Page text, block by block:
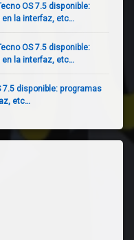
OS 7.5 disponible:
la interfaz, etc…
OS 7.5 disponible:
la interfaz, etc…
7.5 disponible: programas
etc…